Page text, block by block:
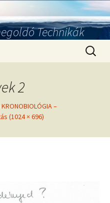
Technikák
2
KRONOBIOLÓGIA –
(1024 × 696)